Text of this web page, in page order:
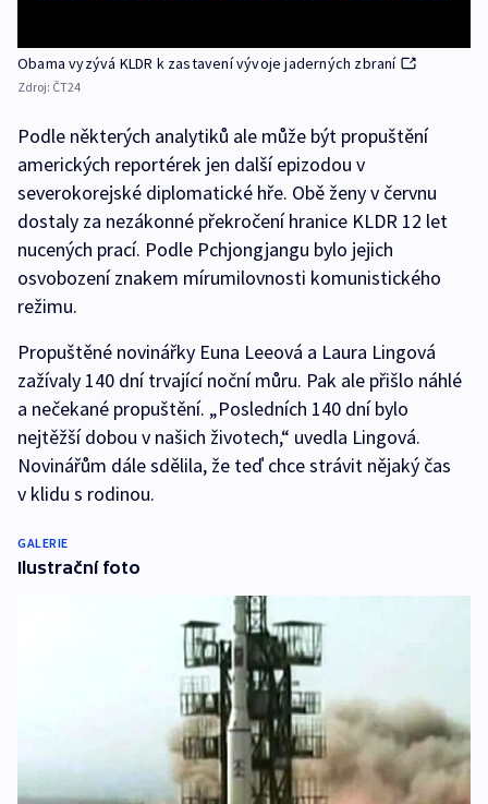
Obama vyzývá KLDR k zastavení vývoje jaderných zbraní
Zdroj: ČT24
Podle některých analytiků ale může být propuštění
amerických reportérek jen další epizodou v
severokorejské diplomatické hře. Obě ženy v červnu
dostaly za nezákonné překročení hranice KLDR 12 let
nucených prací. Podle Pchjongjangu bylo jejich
osvobození znakem mírumilovnosti komunistického
režimu.
Propuštěné novinářky Euna Leeová a Laura Lingová
zažívaly 140 dní trvající noční můru. Pak ale přišlo náhlé
a nečekané propuštění. „Posledních 140 dní bylo
nejtěžší dobou v našich životech,“ uvedla Lingová.
Novinářům dále sdělila, že teď chce strávit nějaký čas
v klidu s rodinou.
GALERIE
Ilustrační foto